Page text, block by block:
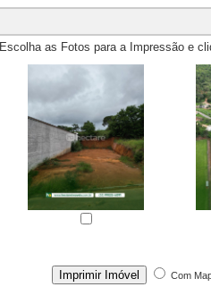
Escolha as Fotos para a Impressão e
Com